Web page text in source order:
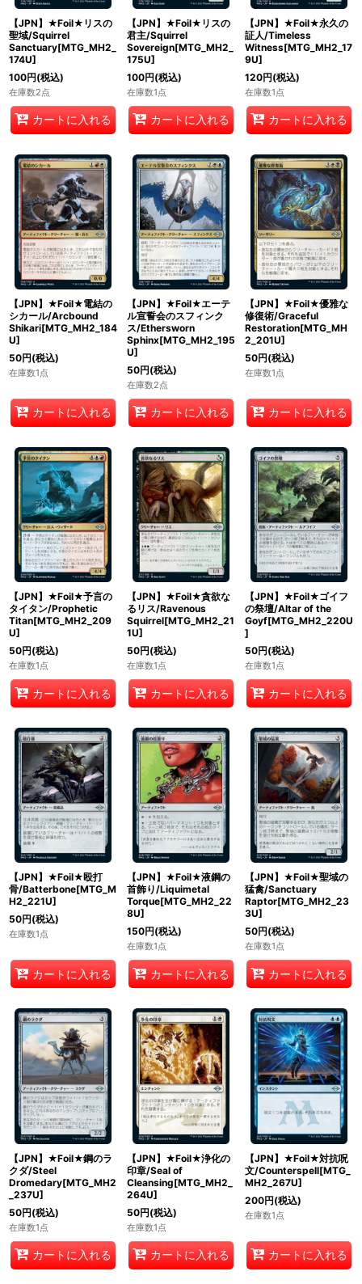
【JPN】★Foil★リスの
聖域/Squirrel
Sanctuary[MTG_MH2_
174U]
100円(税込)
在庫数2点
カートに入れる
【JPN】★Foil★リスの
君主/Squirrel
Sovereign[MTG_MH2_
175U]
100円(税込)
在庫数1点
カートに入れる
【JPN】★Foil★永久の
証人/Timeless
Witness[MTG_MH2_17
9U]
120円(税込)
在庫数1点
カートに入れる
【JPN】★Foil★電結の
シカール/Arcbound
Shikari[MTG_MH2_184
U]
50円(税込)
在庫数1点
カートに入れる
【JPN】★Foil★エーテ
ル宣誓会のスフィンク
ス/Ethersworn
Sphinx[MTG_MH2_195
U]
50円(税込)
在庫数2点
カートに入れる
【JPN】★Foil★優雅な
修復術/Graceful
Restoration[MTG_MH
2_201U]
50円(税込)
在庫数1点
カートに入れる
【JPN】★Foil★予言の
タイタン/Prophetic
Titan[MTG_MH2_209
U]
50円(税込)
在庫数1点
カートに入れる
【JPN】★Foil★貪欲な
るリス/Ravenous
Squirrel[MTG_MH2_21
1U]
50円(税込)
在庫数1点
カートに入れる
【JPN】★Foil★ゴイフ
の祭壇/Altar of the
Goyf[MTG_MH2_220U
]
50円(税込)
在庫数1点
カートに入れる
【JPN】★Foil★殴打
骨/Batterbone[MTG_M
H2_221U]
50円(税込)
在庫数1点
カートに入れる
【JPN】★Foil★液鋼の
首飾り/Liquimetal
Torque[MTG_MH2_22
8U]
150円(税込)
在庫数1点
カートに入れる
【JPN】★Foil★聖域の
猛禽/Sanctuary
Raptor[MTG_MH2_23
3U]
50円(税込)
在庫数1点
カートに入れる
【JPN】★Foil★鋼のラ
クダ/Steel
Dromedary[MTG_MH2
_237U]
50円(税込)
在庫数1点
カートに入れる
【JPN】★Foil★浄化の
印章/Seal of
Cleansing[MTG_MH2_
264U]
50円(税込)
在庫数1点
カートに入れる
【JPN】★Foil★対抗呪
文/Counterspell[MTG_
MH2_267U]
200円(税込)
在庫数1点
カートに入れる